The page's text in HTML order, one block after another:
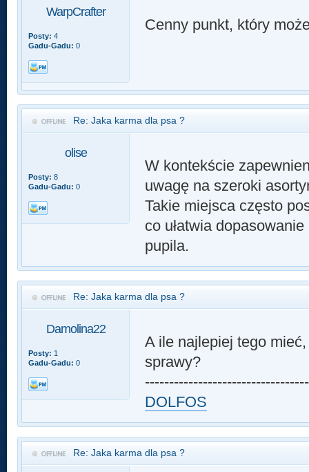
WarpCrafter
Posty: 4
Gadu-Gadu: 0
Cenny punkt, który
Re: Jaka karma dla psa ?
olise
Posty: 8
Gadu-Gadu: 0
W kontekście
uwagę na szeroki
Takie miejsca często
co ułatwia
pupila.
Re: Jaka karma dla psa ?
Damolina22
Posty: 1
Gadu-Gadu: 0
A ile najlepiej tego
sprawy?
DOLFOS
Re: Jaka karma dla psa ?